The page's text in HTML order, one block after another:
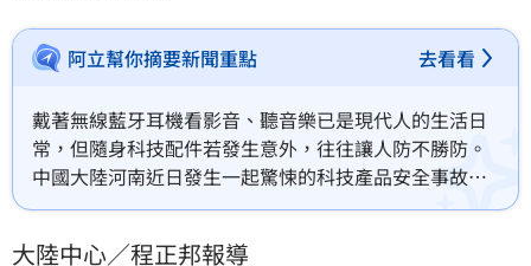
阿立幫你摘要新聞重點 去看看
戴著無線藍牙耳機看影音、聽音樂已是現代人的生活日
常，但隨身科技配件若發生意外，往往讓人防不勝防。
中國大陸河南近日發生一起驚悚的科技產品安全事故。
一名男大生在宿舍配戴藍牙耳機觀看影片時，耳機竟毫
大陸中心／程正邦報導